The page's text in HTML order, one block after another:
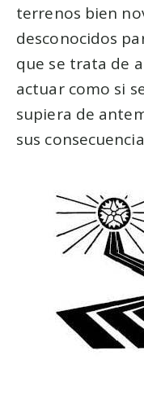
terrenos bien
desconocidos
que se trata de
actuar como si
supiera de
sus